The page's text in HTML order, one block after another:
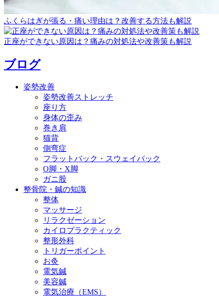
ふくらはぎが張る・痛い理由は？改善する方法も解説
正座ができない原因は？痛みの対処法や改善策も解説
ブログ
姿勢改善
姿勢改善ストレッチ
座り方
身体の歪み
巻き肩
猫背
側弯症
フラットバック・スウェイバック
O脚・X脚
ガニ股
整骨院・鍼の知識
整体
マッサージ
リラクゼーション
カイロプラクティック
整形外科
トリガーポイント
お灸
電気鍼
美容鍼
電気治療（EMS）